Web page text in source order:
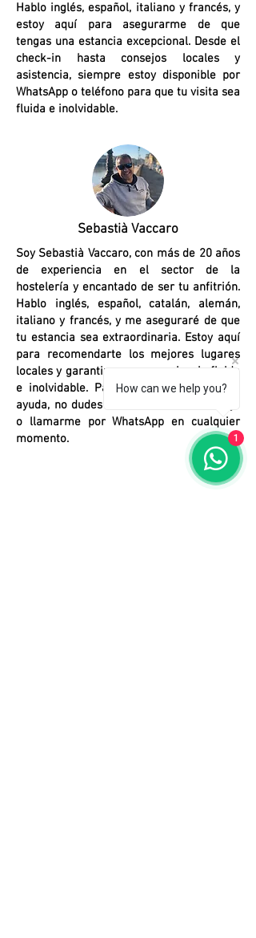
Hablo inglés, español, italiano y francés, y
estoy aquí para asegurarme de que
tengas una estancia excepcional. Desde el
check-in hasta consejos locales y
asistencia, siempre estoy disponible por
WhatsApp o teléfono para que tu visita sea
fluida e inolvidable.
Sebastià Vaccaro
Soy Sebastià Vaccaro, con más de 20 años
de experiencia en el sector de la
hostelería y encantado de ser tu anfitrión.
Hablo inglés, español, catalán, alemán,
italiano y francés, y me aseguraré de que
tu estancia sea extraordinaria. Estoy aquí
para recomendarte los mejores lugares
locales y garantizar una experiencia fluida
e inolvidable. Para cualquier pregunta o
ayuda, no dudes en enviarme un mensaje
o llamarme por WhatsApp en cualquier
momento.
How can we help you?
1